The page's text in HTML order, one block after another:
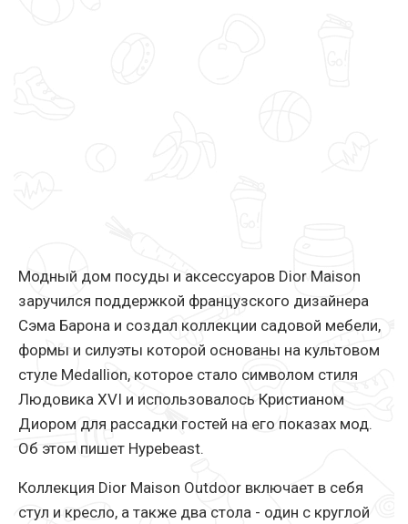
Модный дом посуды и аксессуаров Dior Maison
заручился поддержкой французского дизайнера
Сэма Барона и создал коллекции садовой мебели,
формы и силуэты которой основаны на культовом
стуле Medallion, которое стало символом стиля
Людовика XVI и использовалось Кристианом
Диором для рассадки гостей на его показах мод.
Об этом пишет Нypebeast.
Коллекция Dior Maison Outdoor включает в себя
стул и кресло, а также два стола - один с круглой